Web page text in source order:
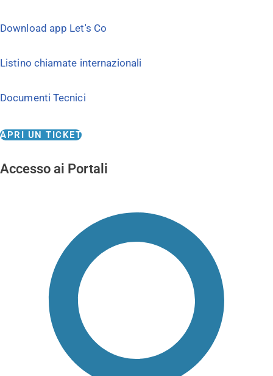
Download app Let's Co
Listino chiamate internazionali
Documenti Tecnici
APRI UN TICKET
Accesso ai Portali